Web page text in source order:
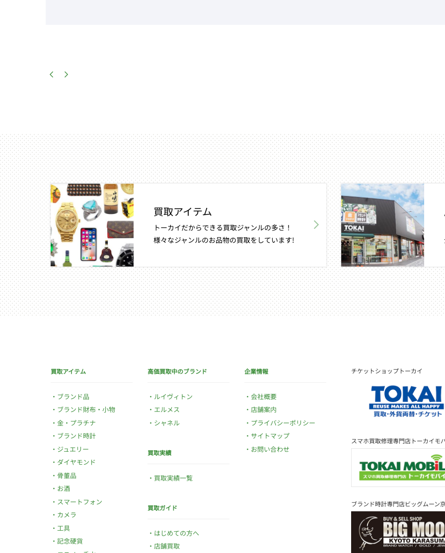
買取アイテム
トーカイだからできる買取ジャンルの多さ！
様々なジャンルのお品物の買取をしています!
買取アイテム
ブランド品
ブランド財布・小物
金・プラチナ
ブランド時計
ジュエリー
ダイヤモンド
骨董品
お酒
スマートフォン
カメラ
工具
記念硬貨
高価買取中のブランド
ルイヴィトン
エルメス
シャネル
買取実績
買取実績一覧
買取ガイド
はじめての方へ
店舗買取
企業情報
会社概要
店舗案内
プライバシーポリシー
サイトマップ
お問い合わせ
チケットショップトーカイ
スマホ買取修理専門店トーカイモ
ブランド時計専門店ビッグムーン